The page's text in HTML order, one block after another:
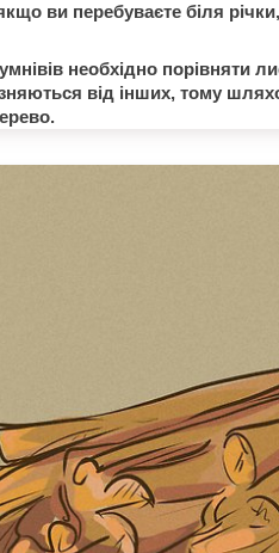
ви перебуваєте біля
необхідно порівняти
від інших, тому